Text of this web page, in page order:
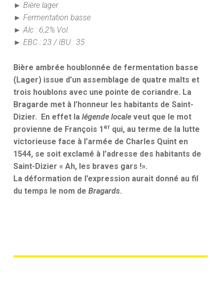
► Bière lager
► Fermentation basse
► Alc : 6,2% Vol.
► EBC : 23 / IBU : 35
Bière ambrée houblonnée de fermentation basse
(Lager) issue d’un assemblage de quatre malts et
trois houblons avec une pointe de coriandre. La
Bragarde met à l’honneur les habitants de Saint-
Dizier. En effet la légende locale veut que le mot
provienne de François 1 erqui, au terme de la lutte
victorieuse face à l’armée de Charles Quint en
1544, se soit exclamé à l’adresse des habitants de
Saint-Dizier « Ah, les braves gars !».
La déformation de l’expression aurait donné au fil
du temps le nom de Bragards.